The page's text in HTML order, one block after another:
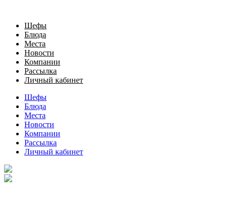
Шефы
Блюда
Места
Новости
Компании
Рассылка
Личный кабинет
Шефы
Блюда
Места
Новости
Компании
Рассылка
Личный кабинет